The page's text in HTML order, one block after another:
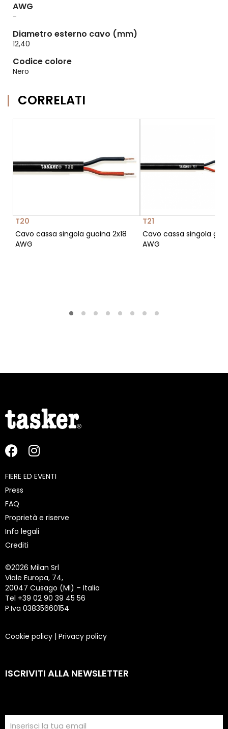
AWG
-
Diametro esterno cavo (mm)
12,40
Codice colore
Nero
CORRELATI
T20
Cavo cassa singola guaina 2x18
AWG
T21
Cavo cassa singola
AWG
FIERE ED EVENTI
Press
FAQ
Proprietà e riserve
Info legali
Crediti
©2026 Milan Srl
Viale Europa, 74,
20047 Cusago (MI) – Italia
Tel +39 02 90 39 45 56
P.Iva 03835660154
Cookie policy | Privacy policy
ISCRIVITI ALLA NEWSLETTER